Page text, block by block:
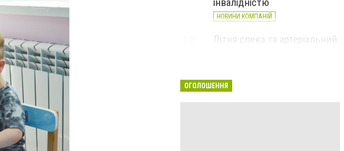
інвалідністю
НОВИНИ КОМПАНІЙ
Літня спека та артеріальний
ОГОЛОШЕННЯ